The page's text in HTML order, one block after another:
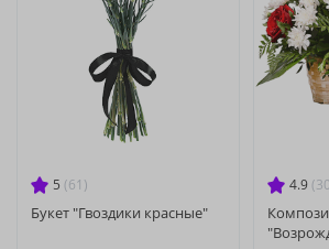
5 (61)
Букет "Гвоздики красные"
4.9